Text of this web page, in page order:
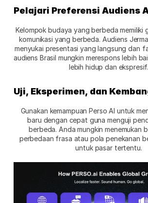
Pelajari Preferensi Audiens
Kelompok budaya yang berbeda memiliki
komunikasi yang berbeda. Audiens
menyukai presentasi yang langsung dan
audiens Brasil mungkin merespons lebih
lebih hidup dan ekspresif.
Uji, Eksperimen, dan
Gunakan kemampuan Perso AI untuk
baru dengan cepat guna menguji
berbeda. Anda mungkin menemukan
perbedaan frasa atau pola penekanan
untuk pasar tertentu.